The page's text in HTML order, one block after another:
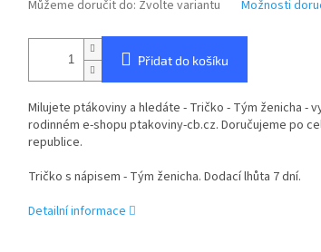
Můžeme doručit do: Zvolte variantu Možnosti
Přidat do košíku
Milujete ptákoviny a hledáte - Tričko - Tým ženicha -
rodinném e-shopu ptakoviny-cb.cz. Doručujeme po
republice.
Tričko s nápisem - Tým ženicha. Dodací lhůta 7 dní.
Detailní informace